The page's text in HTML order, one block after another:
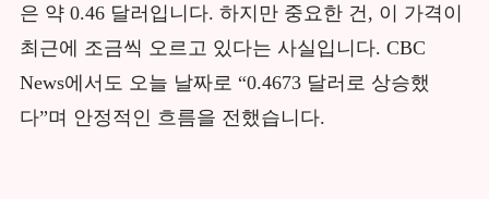
은 약 0.46 달러입니다. 하지만 중요한 건, 이 가격이
최근에 조금씩 오르고 있다는 사실입니다. CBC
News에서도 오늘 날짜로 “0.4673 달러로 상승했
다”며 안정적인 흐름을 전했습니다.